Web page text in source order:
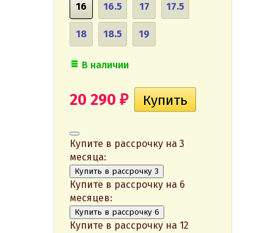
16 16.5 17 17.5
18 18.5 19
В наличии
20 290 ₽
Купите в рассрочку на 3
месяца:
Купить в рассрочку 3
Купите в рассрочку на 6
месяцев:
Купить в рассрочку 6
Купите в рассрочку на 12